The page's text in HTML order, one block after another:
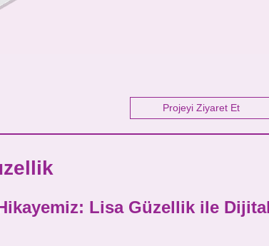
Projeyi Ziyaret Et
Lisa Güzellik ile